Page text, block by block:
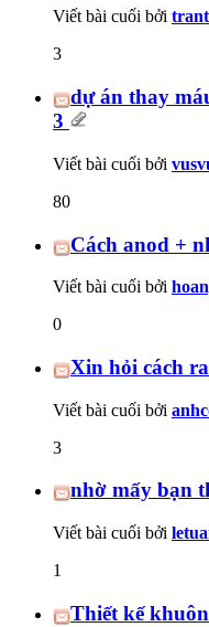
Viết bài cuối bởi
3
dự án thay
3
Viết bài cuối bởi
80
Cách anod +
Viết bài cuối bởi
0
Xin hỏi cách
Viết bài cuối bởi
3
nhờ mấy bạn
Viết bài cuối bởi
1
Thiết kế